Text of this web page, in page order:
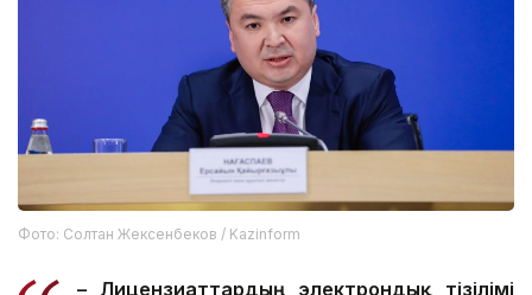
Фото: Солтан Жексенбеков / Kazinform
– Лицензиаттардың электрондық тізілімі